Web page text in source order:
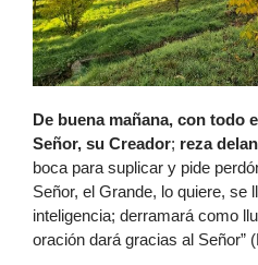
De buena mañana, con todo
Señor, su Creador; reza
boca para suplicar y pide
Señor, el Grande, lo quiere, se
inteligencia; derramará como
oración dará gracias al Señor”